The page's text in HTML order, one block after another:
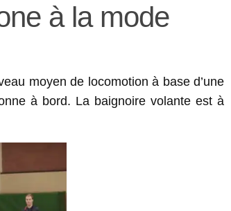
à la mode
moyen de locomotion à base d’une
à bord. La baignoire volante est à